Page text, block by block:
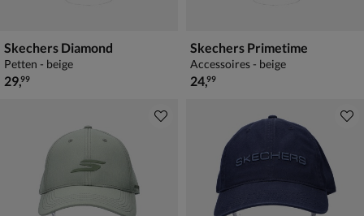
Skechers Diamond
Petten - beige
€ 29,99
29,99
Skechers Primetime
Accessoires - beige
€ 24,99
24,99